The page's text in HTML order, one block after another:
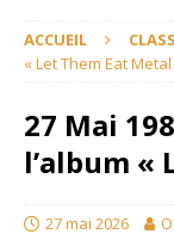
ACCUEIL
« Let Them Eat Metal
27 Mai
l’album «
27 mai 2026